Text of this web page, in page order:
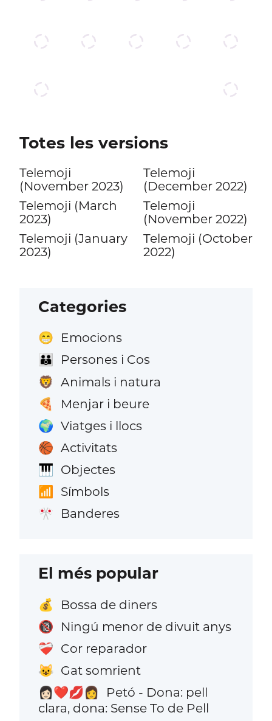
Totes les versions
Telemoji
(November 2023)
Telemoji (March
2023)
Telemoji (January
2023)
Telemoji
(December 2022)
Telemoji
(November 2022)
Telemoji (October
2022)
Categories
😁 Emocions
👪 Persones i Cos
🦁 Animals i natura
🍕 Menjar i beure
🌍 Viatges i llocs
🏀 Activitats
🎹 Objectes
📶 Símbols
🎌 Banderes
El més popular
💰 Bossa de diners
🔞 Ningú menor de divuit anys
❤️‍🩹 Cor reparador
😺 Gat somrient
👩🏻‍❤️‍💋‍👩
Petó - Dona: pell
clara, dona: Sense To de Pell